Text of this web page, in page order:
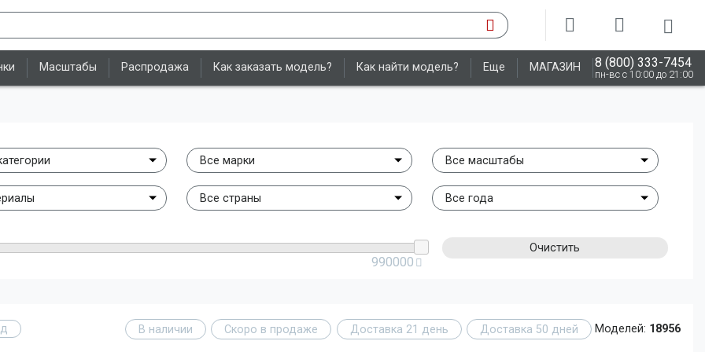
Масштабы Распродажа Как заказать модель? Как найти модель? Еще МАГАЗИН 8 (800) 333-7454
пн-вс с 10:00 до 21:00
Все марки Все масштабы
Все страны Все года
990000
Очистить
В наличии Скоро в продаже Доставка 21 день Доставка 50 дней Моделей: 18956